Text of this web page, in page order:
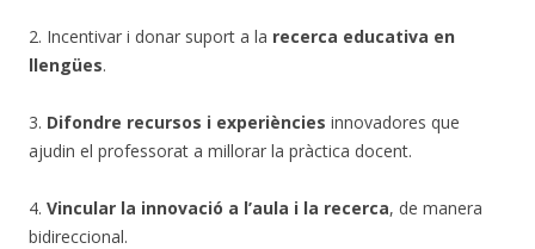
2. Incentivar i donar suport a la recerca educativa en
llengües.
3. Difondre recursos i experiències innovadores que
ajudin el professorat a millorar la pràctica docent.
4. Vincular la innovació a l’aula i la recerca, de manera
bidireccional.